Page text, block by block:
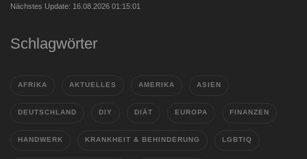
Nächstes Update: 16.08.2026 01:15:01
Schlagwörter
AFRIKA AKTUELLES AMERIKA ASIEN
DEUTSCHLAND DIY DIÄT EUROPA FINANZEN
HANDWERK KRANKHEIT & BEHINDERUNG LGBTIQ